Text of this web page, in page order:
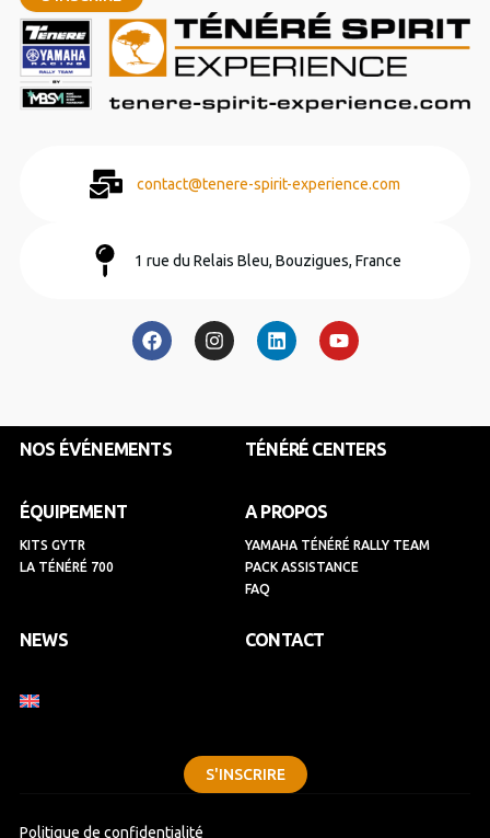
contact@tenere-spirit-experience.com
1 rue du Relais Bleu, Bouzigues, France
a
c
e
o
k
n
s
t
r
i
n
k
i
n
o
u
t
e
NOS ÉVÉNEMENTS TÉNÉRÉ CENTERS
ÉQUIPEMENT
KITS GYTR
LA TÉNÉRÉ 700
A PROPOS
YAMAHA TÉNÉRÉ RALLY TEAM
PACK ASSISTANCE
FAQ
NEWS CONTACT
S'INSCRIRE
Politique de confidentialité